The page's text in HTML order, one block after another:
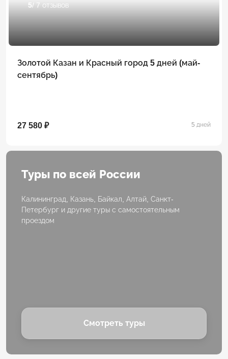
5/ 7 отзывов
Золотой Казан и Красный город 5 дней (май-
сентябрь)
27 580 ₽ 5 дней
Туры по всей России
Калининград, Казань, Байкал, Алтай, Санкт-
Петербург и другие туры с самостоятельным
проездом
Смотреть туры